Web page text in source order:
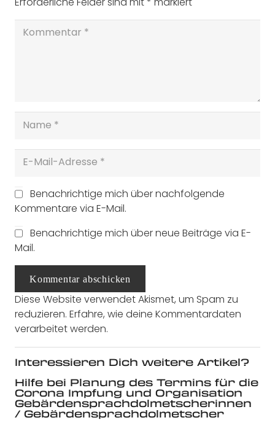
Benachrichtige mich über nachfolgende
Kommentare via E-Mail.
Benachrichtige mich über neue Beiträge via E-
Mail.
Kommentar abschicken
Diese Website verwendet Akismet, um Spam zu
reduzieren. Erfahre, wie deine Kommentardaten
verarbeitet werden.
Interessieren Dich weitere Artikel?
Hilfe bei Planung des Termins für die
Corona Impfung und Organisation
Gebärdensprachdolmetscherinnen
/ Gebärdensprachdolmetscher